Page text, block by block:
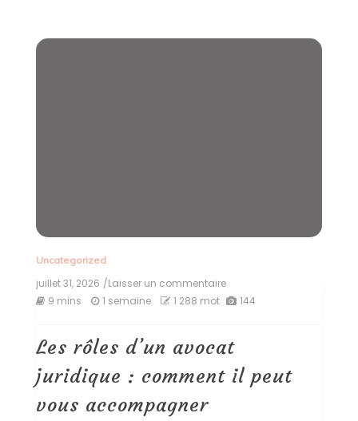
Uncategorized
juillet 31, 2026 /Laisser un commentaireon
Les
avocat
juridique
comment
9 mins 1 semaine 1 288 mot 144
Les rôles d’un avocat
juridique : comment il peut
vous accompagner